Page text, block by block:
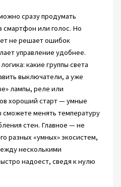
сразу продумать
смартфон или голос. Но
не решает ошибок
управление удобнее.
какие группы света
выключатели, а уже
лампы, реле или
хороший старт — умные
менять температуру
стен. Главное — не
разных «умных» экосистем,
несколькими
надоест, сведя к нулю